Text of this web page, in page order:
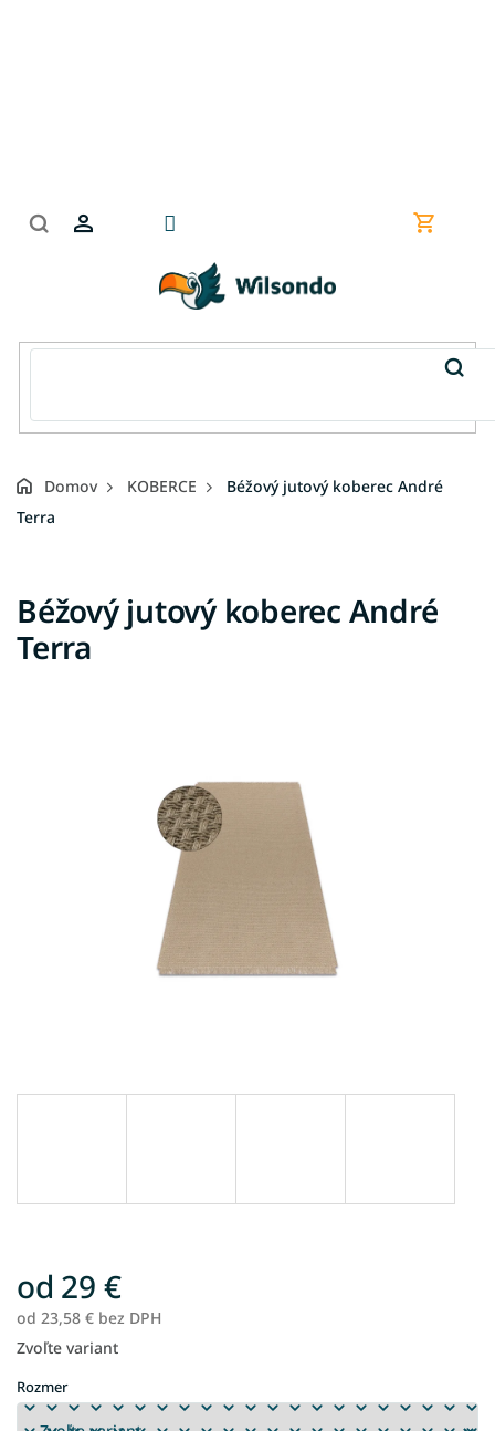
Domov KOBERCE
Béžový jutový koberec André
Terra
Béžový jutový koberec André
Terra
od 29 €
od 23,58 € bez DPH
Jednotková
Zvoľte variant
Rozmer